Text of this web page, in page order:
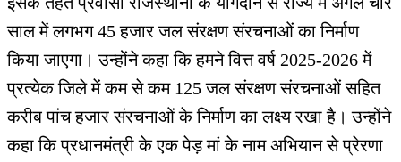
साल में लगभग 45 हजार जल संरक्षण संरचनाओं का निर्माण
किया जाएगा। उन्होंने कहा कि हमने वित्त वर्ष 2025-2026 में
प्रत्येक जिले में कम से कम 125 जल संरक्षण संरचनाओं सहित
करीब पांच हजार संरचनाओं के निर्माण का लक्ष्य रखा है। उन्होंने
कहा कि प्रधानमंत्री के एक पेड़ मां के नाम अभियान से प्रेरणा